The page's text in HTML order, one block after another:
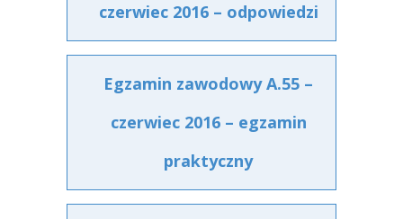
czerwiec 2016 – odpowiedzi
Egzamin zawodowy A.55 –
czerwiec 2016 – egzamin
praktyczny